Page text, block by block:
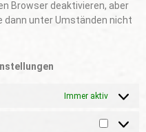
Browser deaktivieren, aber
dann unter Umständen nicht
Immer aktiv